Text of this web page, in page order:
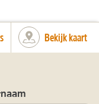
Bekijk kaart